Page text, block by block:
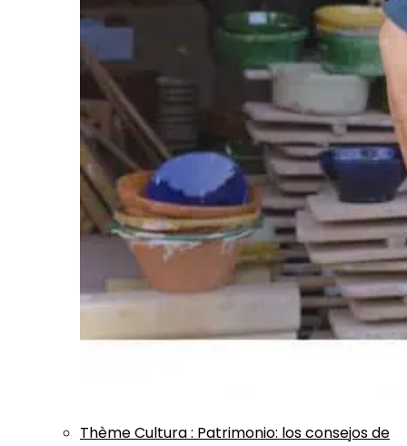
ThèmeCultura: Patrimonio: los consejos de